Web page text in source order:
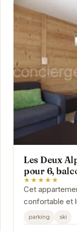
Les Deux
pour 6,
★★★★★
Cet
confortable et
balcon
et...
parking ski